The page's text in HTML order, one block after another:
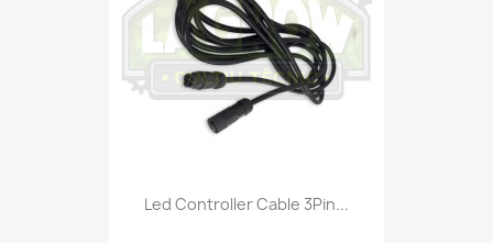
Led Controller Cable 3Pin...